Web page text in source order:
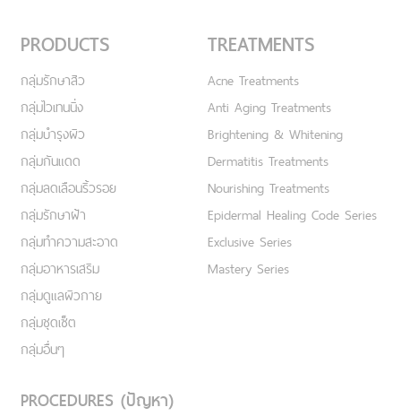
PRODUCTS
กลุ่มรักษาสิว
กลุ่มไวเทนนิ่ง
กลุ่มบำรุงผิว
กลุ่มกันแดด
กลุ่มลดเลือนริ้วรอย
กลุ่มรักษาฝ้า
กลุ่มทำความสะอาด
กลุ่มอาหารเสริม
กลุ่มดูแลผิวกาย
กลุ่มชุดเซ็ต
กลุ่มอื่นๆ
TREATMENTS
Acne Treatments
Anti Aging Treatments
Brightening & Whitening
Dermatitis Treatments
Nourishing Treatments
Epidermal Healing Code Series
Exclusive Series
Mastery Series
PROCEDURES (ปัญหา)